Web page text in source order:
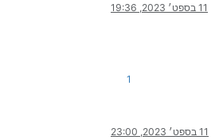
11 בספט׳ 2023, 19:36
1
11 בספט׳ 2023, 23:00